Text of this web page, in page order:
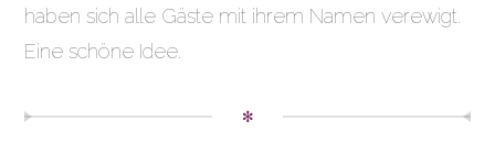
haben sich alle Gäste mit ihrem Namen verewigt.
Eine schöne Idee.
✻